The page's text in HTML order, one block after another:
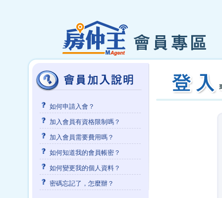
如何申請入會？
加入會員有資格限制嗎？
加入會員需要費用嗎？
如何知道我的會員帳密？
如何變更我的個人資料？
密碼忘記了，怎麼辦？